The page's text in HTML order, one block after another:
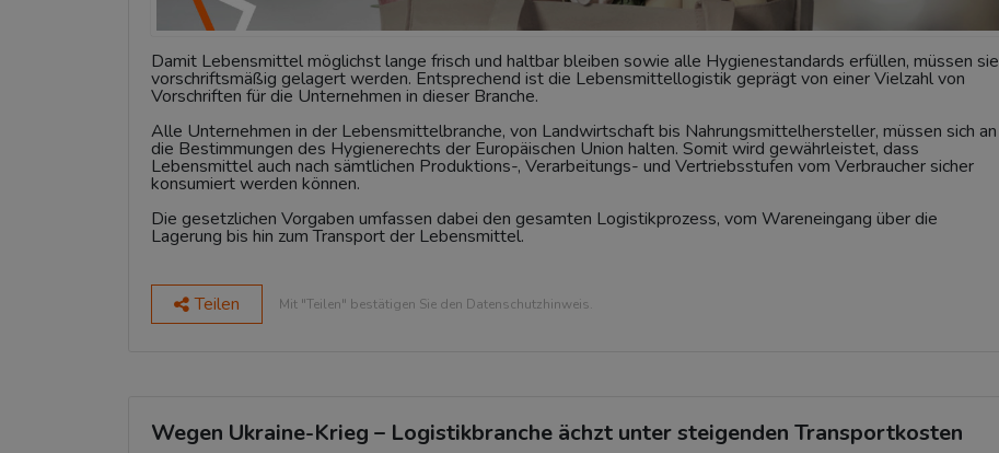
Damit Lebensmittel möglichst lange frisch und haltbar bleiben sowie alle Hygienestandards erfüllen, müssen sie
vorschriftsmäßig gelagert werden. Entsprechend ist die Lebensmittellogistik geprägt von einer Vielzahl von
Vorschriften für die Unternehmen in dieser Branche.
Alle Unternehmen in der Lebensmittelbranche, von Landwirtschaft bis Nahrungsmittelhersteller, müssen sich an
die Bestimmungen des Hygienerechts der Europäischen Union halten. Somit wird gewährleistet, dass
Lebensmittel auch nach sämtlichen Produktions-, Verarbeitungs- und Vertriebsstufen vom Verbraucher sicher
konsumiert werden können.
Die gesetzlichen Vorgaben umfassen dabei den gesamten Logistikprozess, vom Wareneingang über die
Lagerung bis hin zum Transport der Lebensmittel.
Teilen Mit "Teilen" bestätigen Sie den Datenschutzhinweis.
Wegen Ukraine-Krieg – Logistikbranche ächzt unter steigenden Transportkosten